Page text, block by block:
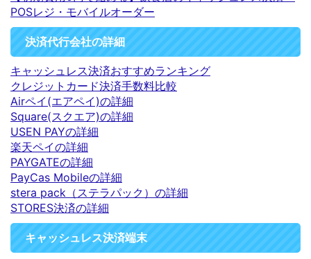
POSレジ・モバイルオーダー
決済代行会社の詳細
キャッシュレス決済おすすめランキング
クレジットカード決済手数料比較
Airペイ(エアペイ)の詳細
Square(スクエア)の詳細
USEN PAYの詳細
楽天ペイの詳細
PAYGATEの詳細
PayCas Mobileの詳細
stera pack（ステラパック）の詳細
STORES決済の詳細
キャッシュレス決済端末